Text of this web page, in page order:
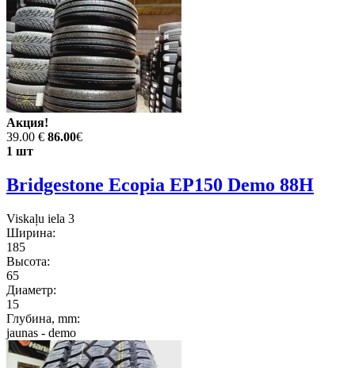
Акция!
39.00 € 86.00€
1 шт
Bridgestone Ecopia EP150 Demo 88H
Viskaļu iela 3
Ширина:
185
Высота:
65
Диаметр:
15
Глубина, mm:
jaunas - demo